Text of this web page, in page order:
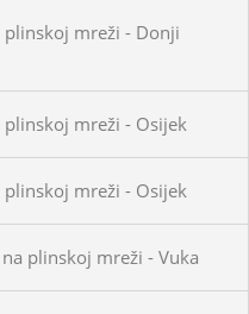
mreži - Donji
mreži - Osijek
mreži - Osijek
plinskoj mreži - Vuka